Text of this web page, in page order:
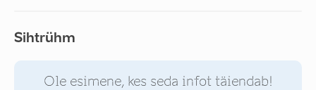
Sihtrühm
Ole esimene, kes seda infot täiendab!